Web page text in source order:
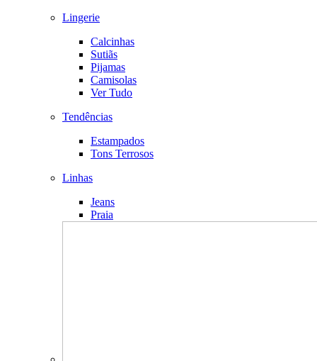
Lingerie
Calcinhas
Sutiãs
Pijamas
Camisolas
Ver Tudo
Tendências
Estampados
Tons Terrosos
Linhas
Jeans
Praia